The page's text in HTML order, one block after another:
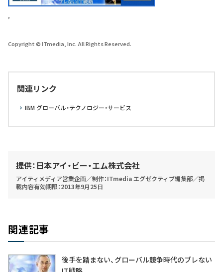
,
Copyright © ITmedia, Inc. All Rights Reserved.
関連リンク
IBM グローバル・テクノロジー・サービス
提供：日本アイ・ビー・エム株式会社
アイティメディア営業企画／制作：ITmedia エグゼクティブ編集部／掲
載内容有効期限：2013年9月25日
関連記事
後手を踏まない、グローバル競争時代のブレない